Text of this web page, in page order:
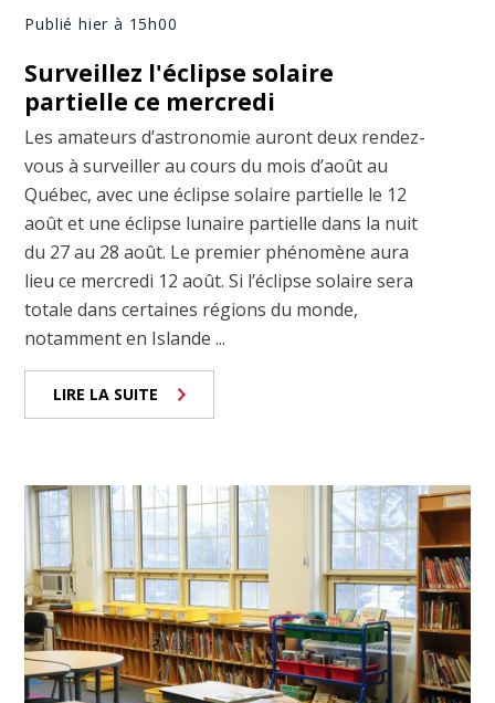
Publié hier à 15h00
Surveillez l'éclipse solaire
partielle ce mercredi
Les amateurs d’astronomie auront deux rendez-
vous à surveiller au cours du mois d’août au
Québec, avec une éclipse solaire partielle le 12
août et une éclipse lunaire partielle dans la nuit
du 27 au 28 août. Le premier phénomène aura
lieu ce mercredi 12 août. Si l’éclipse solaire sera
totale dans certaines régions du monde,
notamment en Islande ...
LIRE LA SUITE